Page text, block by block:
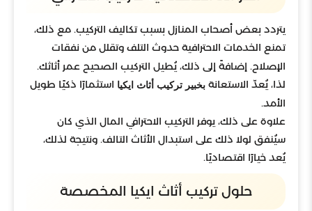
يتردد بعض أصحاب المنازل بسبب تكاليف التركيب. مع ذلك،
تمنع الخدمات الاحترافية حدوث التلف وتقلل من نفقات
الإصلاح. إضافةً إلى ذلك، يُطيل التركيب الصحيح عمر أثاثك.
لذا، يُعدّ الاستعانة بخبير تركيب أثاث ايكيا استثمارًا ذكيًا طويل
الأمد.
علاوة على ذلك، يوفر التركيب الاحترافي المال الذي كان
سيُنفق لولا ذلك على استبدال الأثاث التالف. ونتيجة لذلك،
يُعد خيارًا اقتصاديًا.
حلول تركيب أثاث ايكيا المخصصة